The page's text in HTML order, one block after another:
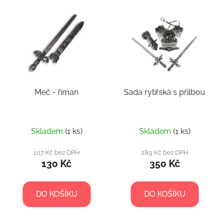
Meč - říman
Skladem (1 ks)
107 Kč bez DPH
130 Kč
DO KOŠÍKU
Sada rytířská s přilbou
Skladem (1 ks)
289 Kč bez DPH
350 Kč
DO KOŠÍKU